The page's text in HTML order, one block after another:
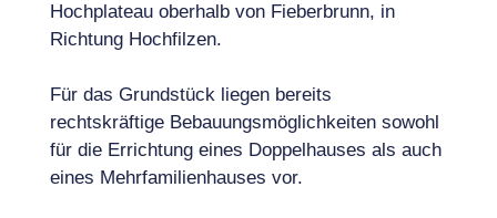
Hochplateau oberhalb von Fieberbrunn, in
Richtung Hochfilzen.
Für das Grundstück liegen bereits
rechtskräftige Bebauungsmöglichkeiten sowohl
für die Errichtung eines Doppelhauses als auch
eines Mehrfamilienhauses vor.